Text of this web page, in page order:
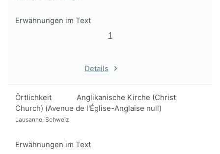
Erwähnungen im Text
1
Details
Örtlichkeit
Anglikanische Kirche (Christ
Church) (Avenue de l'Église-Anglaise null)
Lausanne, Schweiz
Erwähnungen im Text